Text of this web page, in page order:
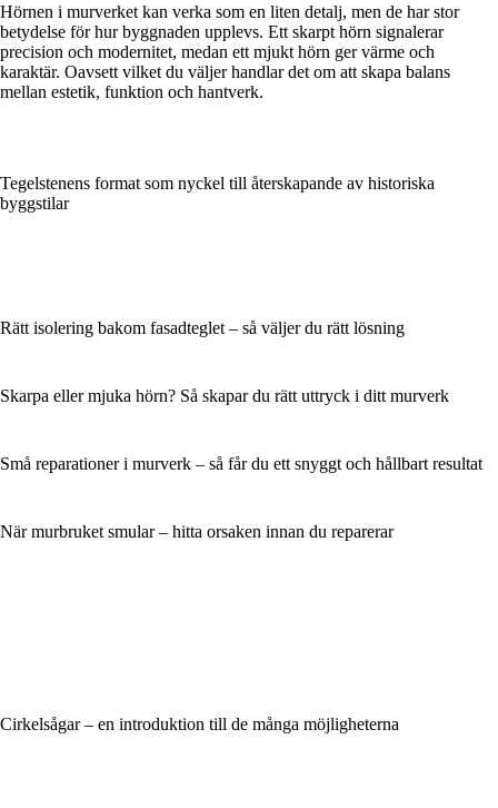
Hörnen i murverket kan verka som en liten detalj, men de har stor
betydelse för hur byggnaden upplevs. Ett skarpt hörn signalerar
precision och modernitet, medan ett mjukt hörn ger värme och
karaktär. Oavsett vilket du väljer handlar det om att skapa balans
mellan estetik, funktion och hantverk.
Tegelstenens format som nyckel till återskapande av historiska
byggstilar
Rätt isolering bakom fasadteglet – så väljer du rätt lösning
Skarpa eller mjuka hörn? Så skapar du rätt uttryck i ditt murverk
Små reparationer i murverk – så får du ett snyggt och hållbart resultat
När murbruket smular – hitta orsaken innan du reparerar
Cirkelsågar – en introduktion till de många möjligheterna